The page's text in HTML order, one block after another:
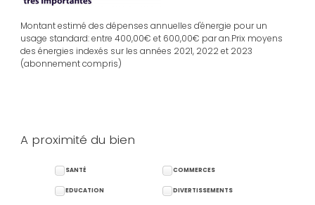
Montant estimé des dépenses annuelles d'énergie pour un
usage standard: entre 400,00€ et 600,00€ par an.Prix moyens
des énergies indexés sur les années 2021, 2022 et 2023
(abonnement compris)
A proximité du bien
SANTÉ COMMERCES
EDUCATION DIVERTISSEMENTS